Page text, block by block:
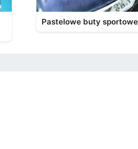
Pastelowe buty